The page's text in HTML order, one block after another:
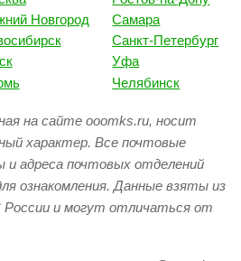
Новгород
Самара
Санкт-Петербург
Уфа
Челябинск
на сайте ooomks.ru, носит
характер. Все почтовые
и адреса почтовых отделений
ознакомления. Данные взяты из
и могут отличаться от